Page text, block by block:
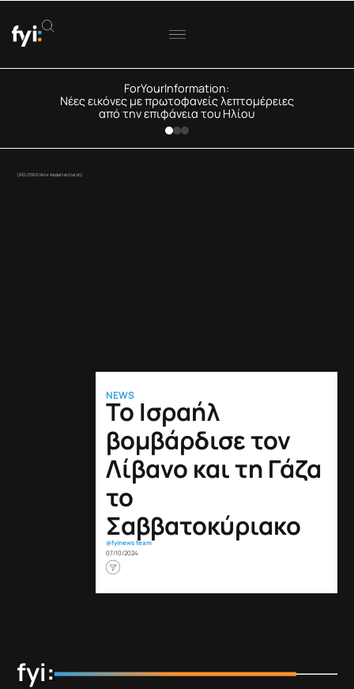
ForYourInformation:
Νέες εικόνες με πρωτοφανείς λεπτομέρειες
από την επιφάνεια του Ηλίου
(REUTERS/Amr Abdallah Dalsh)
NEWS
Το Ισραήλ
βομβάρδισε τον
Λίβανο και τη Γάζα
το
Σαββατοκύριακο
@fyinews team
07/10/2024
fyi: